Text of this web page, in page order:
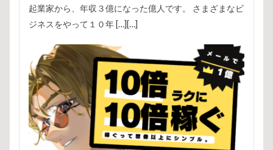
起業家から、年収３億になった億人です。 さまざまなビ
ジネスをやって１０年 […][…]